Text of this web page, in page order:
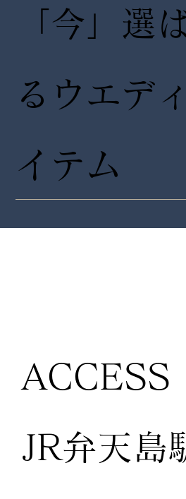
「今」選
るウエデ
イテム
ACCESS
JR弁天島